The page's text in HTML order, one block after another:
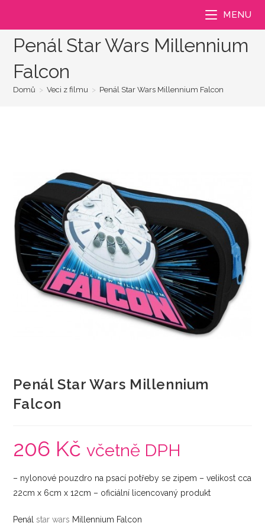
MENU
Penál Star Wars Millennium
Falcon
Domů > Veci z filmu > Penál Star Wars Millennium Falcon
Penál Star Wars Millennium
Falcon
206 Kč včetně DPH
– nylonové pouzdro na psací potřeby se zipem – velikost cca
22cm x 6cm x 12cm – oficiální licencovaný produkt
Penálstar wars Millennium Falcon